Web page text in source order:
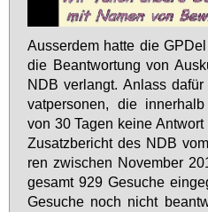
Aus­ser­dem hat­te die
die Be­ant­wor­tung von
NDB ver­langt. An­lass
vat­per­so­nen, die
von 30 Ta­gen kei­ne
Zu­satz­be­richt des NDB
ren zwi­schen No­vem­ber
ge­samt 929 Ge­su­che
Ge­su­che noch nicht